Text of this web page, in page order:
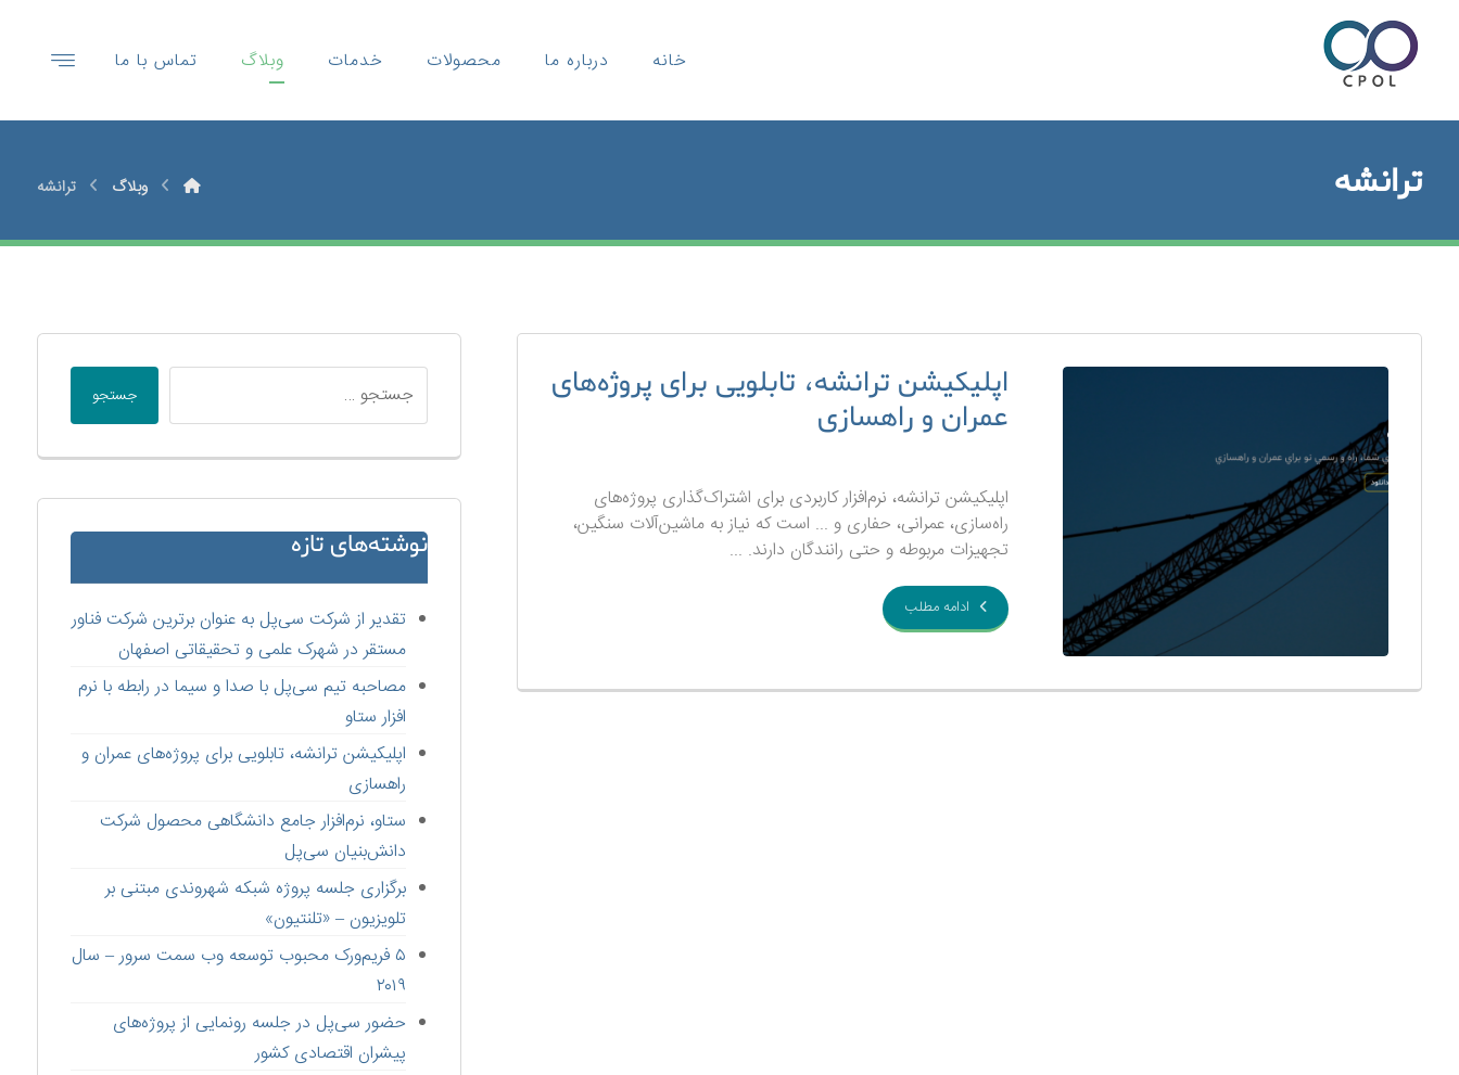
خانه درباره ما محصولات خدمات وبلاگ تماس با ما
ترانشه وبلاگ ترانشه
اپلیکیشن ترانشه، تابلویی برای پروژه‌های
عمران و راهسازی
اپلیکیشن ترانشه، نرم‌افزار کاربردی برای اشتراک‌گذاری پروژه‌های
راه‌سازی، عمرانی، حفاری و ... است که نیاز به ماشین‌آلات سنگین،
تجهیزات مربوطه و حتی رانندگان دارند. ...
ادامه مطلب
جستجو
نوشته‌های تازه
تقدیر از شرکت سی‌پل به عنوان برترین شرکت فناور
مستقر در شهرک علمی و تحقیقاتی اصفهان
مصاحبه تیم سی‌پل با صدا و سیما در رابطه با نرم
افزار ستاو
اپلیکیشن ترانشه، تابلویی برای پروژه‌های عمران و
راهسازی
ستاو،‌ نرم‌افزار جامع دانشگاهی محصول شرکت
دانش‌بنیان سی‌پل
برگزاری جلسه پروژه شبکه شهروندی مبتنی بر
تلویزیون – «تلنتیون»
۵ فریم‌ورک محبوب توسعه وب سمت سرور – سال
۲۰۱۹
حضور سی‌پل در جلسه رونمایی از پروژه‌های
پیشران اقتصادی کشور